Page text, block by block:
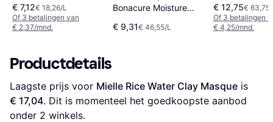
400
€ 7,12€ 18,26/L
Of 3 betalingen van
€ 2,37/mnd.
Bonacure Moisture
Glycerol
€ 9,31€ 46,55/L
€ 12,75€
Of 3 betalingen
€ 4,25/mnd.
Productdetails
Laagste prijs voor Mielle Rice Water Clay Masque
€ 17,04. Dit is momenteel het goedkoopste aanbod
onder 2 winkels.